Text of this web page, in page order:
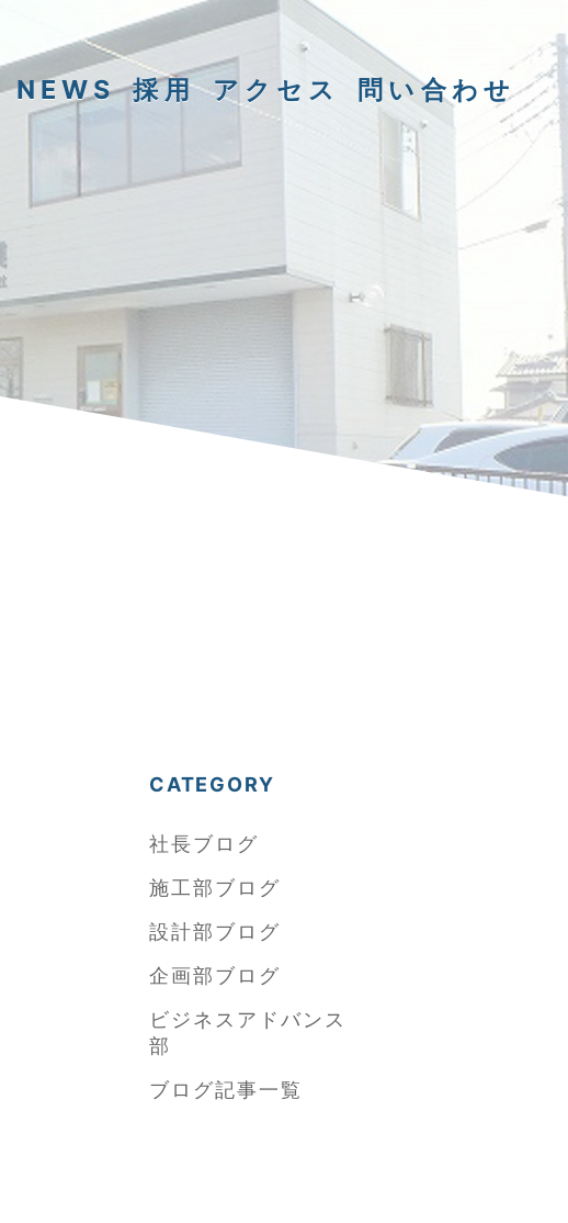
NEWS 採用 アクセス 問い合わせ
CATEGORY
社長ブログ
施工部ブログ
設計部ブログ
企画部ブログ
ビジネスアドバンス
部
ブログ記事一覧